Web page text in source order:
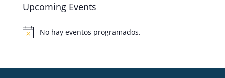
Upcoming Events
Aviso No hay eventos programados.